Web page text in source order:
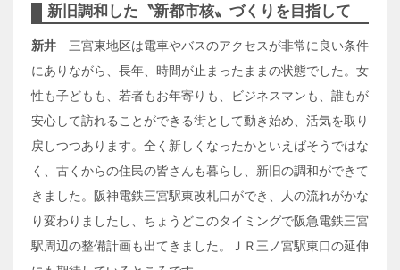
新旧調和した〝新都市核〟づくりを目指して
新井 三宮東地区は電車やバスのアクセスが非常に良い条件
にありながら、長年、時間が止まったままの状態でした。女
性も子どもも、若者もお年寄りも、ビジネスマンも、誰もが
安心して訪れることができる街として動き始め、活気を取り
戻しつつあります。全く新しくなったかといえばそうではな
く、古くからの住民の皆さんも暮らし、新旧の調和ができて
きました。阪神電鉄三宮駅東改札口ができ、人の流れがかな
り変わりましたし、ちょうどこのタイミングで阪急電鉄三宮
駅周辺の整備計画も出てきました。ＪＲ三ノ宮駅東口の延伸